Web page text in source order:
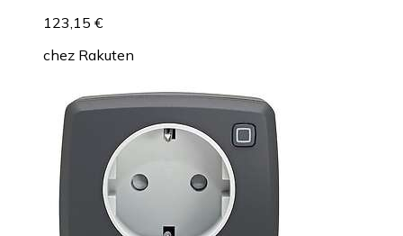
123,15 €
chez Rakuten